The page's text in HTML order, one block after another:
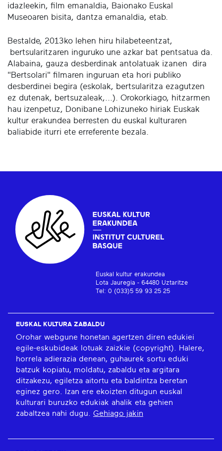
idazleekin, film emanaldia, Baionako Euskal
Museoaren bisita, dantza emanaldia, etab.
Bestalde, 2013ko lehen hiru hilabeteentzat,
bertsularitzaren inguruko une azkar bat pentsatua da.
Alabaina, gauza desberdinak antolatuak izanen dira
"Bertsolari" filmaren inguruan eta hori publiko
desberdinei begira (eskolak, bertsularitza ezagutzen
ez dutenak, bertsuzaleak,...). Orokorkiago, hitzarmen
hau izenpetuz, Donibane Lohizuneko hiriak Euskak
kultur erakundea berresten du euskal kulturaren
baliabide iturri ete erreferente bezala.
Euskal kultur erakundea
Lota Jauregia - 64480 Uztaritze
Tel: 0 (033)5 59 93 25 25
EUSKAL KULTURA ZABALDU
Orohar webgune honetan agertzen diren edukiei
egile-eskubideak lotuak zaizkie (copyright). Halere,
horrela adierazia denean, guhaurek sortu eduki
batzuk kopiatu, moldatu, zabaldu eta argitara
ditzakezu, egiletza aitortu eta baldintza beretan
eginez gero. Izan ere ekoizten ditugun euskal
kulturari buruzko edukiak ahalik eta gehien
zabaltzea nahi dugu. Gehiago jakin